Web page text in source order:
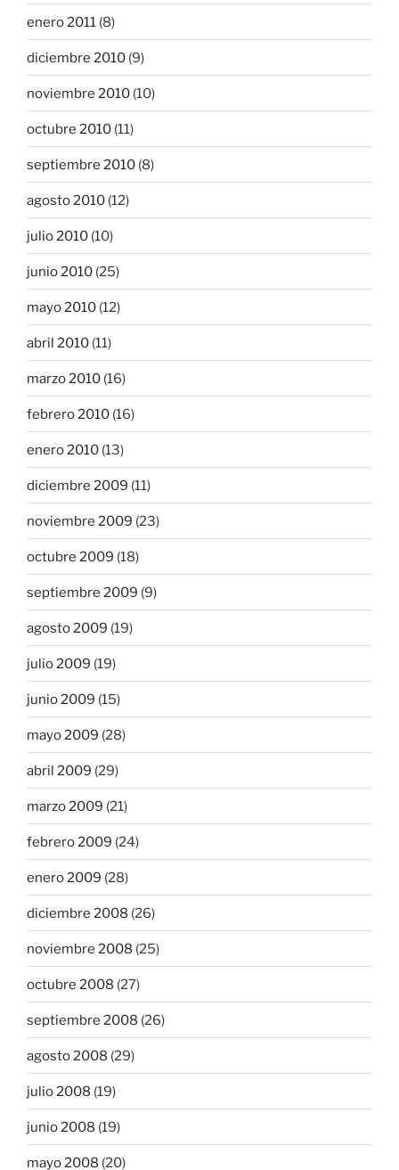
enero 2011 (8)
diciembre 2010 (9)
noviembre 2010 (10)
octubre 2010 (11)
septiembre 2010 (8)
agosto 2010 (12)
julio 2010 (10)
junio 2010 (25)
mayo 2010 (12)
abril 2010 (11)
marzo 2010 (16)
febrero 2010 (16)
enero 2010 (13)
diciembre 2009 (11)
noviembre 2009 (23)
octubre 2009 (18)
septiembre 2009 (9)
agosto 2009 (19)
julio 2009 (19)
junio 2009 (15)
mayo 2009 (28)
abril 2009 (29)
marzo 2009 (21)
febrero 2009 (24)
enero 2009 (28)
diciembre 2008 (26)
noviembre 2008 (25)
octubre 2008 (27)
septiembre 2008 (26)
agosto 2008 (29)
julio 2008 (19)
junio 2008 (19)
mayo 2008 (20)